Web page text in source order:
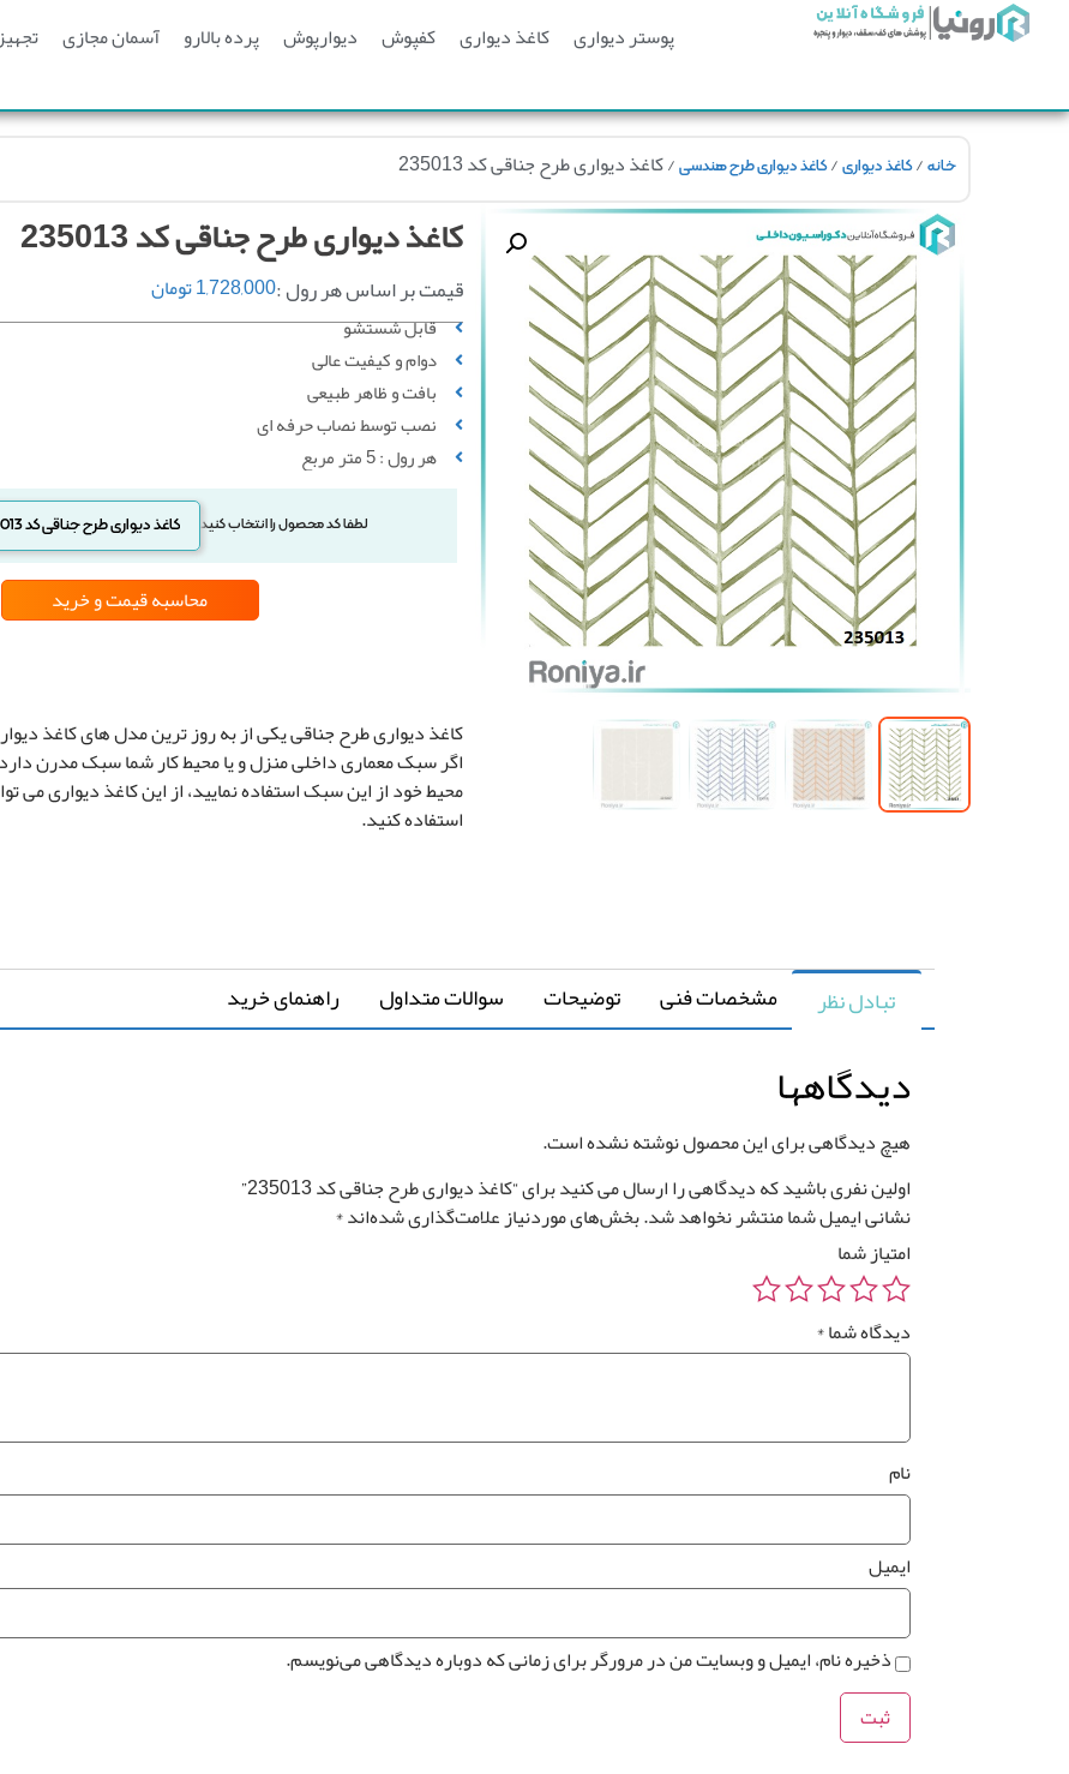
پوستر دیواری کاغذ دیواری کفپوش دیوارپوش پرده بالارو آسمان مجازی
خانه /کاغذ دیواری /کاغذ دیواری طرح هندسی / کاغذ دیواری طرح جناقی کد 235013
کاغذ دیواری طرح جناقی کد 235013
قیمت بر اساس هر رول :1,728,000تومان
قابل شستشو
دوام و کیفیت عالی
بافت و ظاهر طبیعی
نصب توسط نصاب حرفه ای
هر رول : 5 متر مربع
محاسبه قیمتو خرید
* تعداد رول
رزرو نصب کاغذ دیواری*
کاغذ دیواری طرح جناقی یکی از به روز ترین مدل های کاغذ
اگر سبک معماری داخلی منزل و یا محیط کار شما سبک مدرن
محیط خود از این سبک استفاده نمایید، از این کاغذ دیواری می
استفاده کنید.
تبادل نظر مشخصات فنی توضیحات سوالات متداول راهنمای خرید
دیدگاهها
هیچ دیدگاهی برای این محصول نوشته نشده است.
اولین نفری باشید که دیدگاهی را ارسال می کنید برای “کاغذ دیواری طرح جناقی کد 235013”
نشانی ایمیل شما منتشر نخواهد شد.بخش‌های موردنیاز علامت‌گذاری شده‌اند*
امتیاز شما
دیدگاه شما*
نام
ایمیل
ذخیره نام، ایمیل و وبسایت من در مرورگر برای زمانی که دوباره دیدگاهی می‌نویسم.